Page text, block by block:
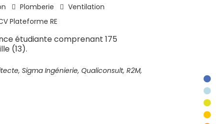
Plomberie
Ventilation
Plateforme RE
étudiante comprenant 175
(13).
Sigma Ingénierie, Qualiconsult, R2M,